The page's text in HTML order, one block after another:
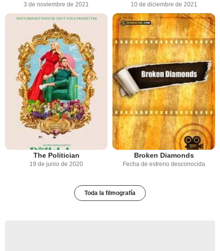
3 de noviembre de 2021 10 de diciembre de 2021
The Politician
19 de junio de 2020
Broken Diamonds
Fecha de estreno desconocida
Toda la filmografía